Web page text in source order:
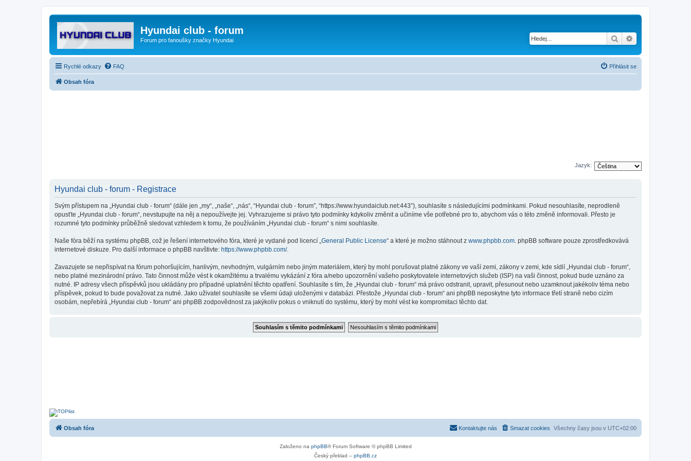
Hyundai club - forum
Forum pro fanoušky značky Hyundai Hledat
Rychlé odkazy FAQ Přihlásit se
Obsah fóra
Jazyk:
Hyundai club - forum - Registrace
Svým přístupem na „Hyundai club - forum“ (dále jen „my“, „naše“, „nás“, “Hyundai club - forum”, “https://www.hyundaiclub.net:443”), souhlasíte s následujícími podmínkami. Pokud nesouhlasíte, neprodleně
opusťte „Hyundai club - forum“, nevstupujte na něj a nepoužívejte jej. Vyhrazujeme si právo tyto podmínky kdykoliv změnit a učiníme vše potřebné pro to, abychom vás o této změně informovali. Přesto je
rozumné tyto podmínky průběžně sledovat vzhledem k tomu, že používáním „Hyundai club - forum“ s nimi souhlasíte.
Naše fóra běží na systému phpBB, což je řešení internetového fóra, které je vydané pod licencí „General Public License“ a které je možno stáhnout z www.phpbb.com. phpBB software pouze zprostředkovává
internetové diskuze. Pro další informace o phpBB navštivte: https://www.phpbb.com/.
Zavazujete se nepřispívat na fórum pohoršujícím, hanlivým, nevhodným, vulgárním nebo jiným materiálem, který by mohl porušovat platné zákony ve vaší zemi, zákony v zemi, kde sídlí „Hyundai club - forum“,
nebo platné mezinárodní právo. Tato činnost může vést k okamžitému a trvalému vykázání z fóra a/nebo upozornění vašeho poskytovatele internetových služeb (ISP) na vaši činnost, pokud bude uznáno za
nutné. IP adresy všech příspěvků jsou ukládány pro případné uplatnění těchto opatření. Souhlasíte s tím, že „Hyundai club - forum“ má právo odstranit, upravit, přesunout nebo uzamknout jakékoliv téma nebo
příspěvek, pokud to bude považovat za nutné. Jako uživatel souhlasíte se všemi údaji uloženými v databázi. Přestože „Hyundai club - forum“ ani phpBB neposkytne tyto informace třetí straně nebo cizím
osobám, nepřebírá „Hyundai club - forum“ ani phpBB zodpovědnost za jakýkoliv pokus o vniknutí do systému, který by mohl vést ke kompromitaci těchto dat.
Obsah fóra Všechny časy jsou v UTC+02:00
Smazat cookies
Kontaktujte nás
Založeno na phpBB® Forum Software © phpBB Limited
Český překlad – phpBB.cz